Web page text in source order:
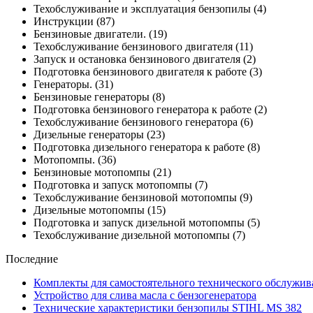
Техобслуживание и эксплуатация бензопилы (4)
Инструкции (87)
Бензиновые двигатели. (19)
Техобслуживание бензинового двигателя (11)
Запуск и остановка бензинового двигателя (2)
Подготовка бензинового двигателя к работе (3)
Генераторы. (31)
Бензиновые генераторы (8)
Подготовка бензинового генератора к работе (2)
Техобслуживание бензинового генератора (6)
Дизельные генераторы (23)
Подготовка дизельного генератора к работе (8)
Мотопомпы. (36)
Бензиновые мотопомпы (21)
Подготовка и запуск мотопомпы (7)
Техобслуживание бензиновой мотопомпы (9)
Дизельные мотопомпы (15)
Подготовка и запуск дизельной мотопомпы (5)
Техобслуживание дизельной мотопомпы (7)
Последние
Комплекты для самостоятельного технического
Устройство для слива масла с бензогенератора
Технические характеристики бензопилы STIHL MS 382